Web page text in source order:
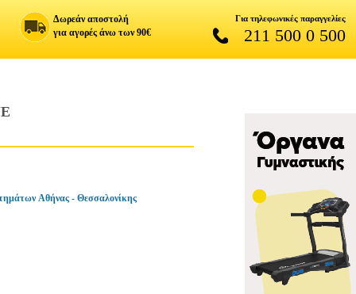
Δωρεάν αποστολή
για αγορές άνω των 90€
Για τηλεφωνικές παραγγελίες
211 500 0 500
Αθήνας - Θεσσαλονίκης